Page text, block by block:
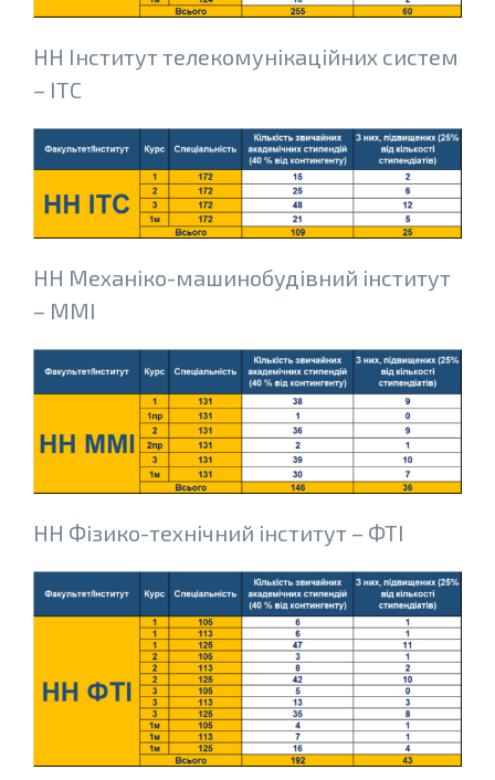
НН Iнститут телекомунiкацiйних систем
– ІТС
НН Механiко-машинобудiвний iнститут
– ММІ
НН Фiзико-технiчний iнститут – ФТІ